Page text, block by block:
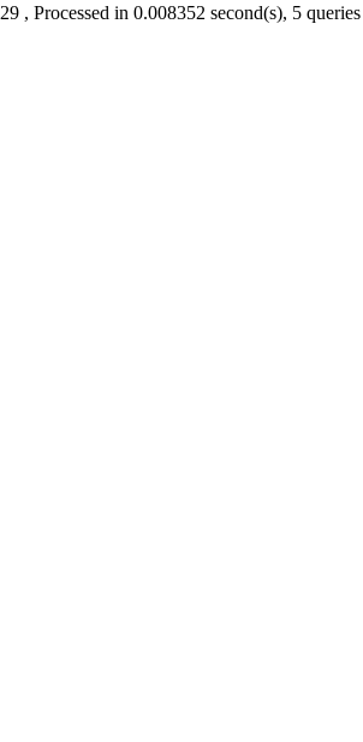
, Processed in 0.008352 second(s), 5